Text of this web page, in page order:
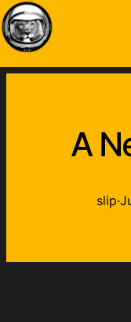
A
slip·